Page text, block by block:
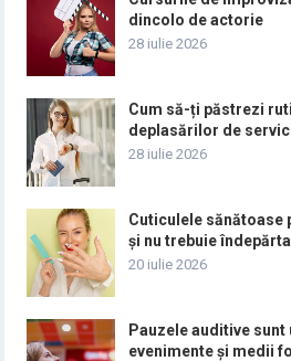
dincolo de actorie
28 iulie 2026
Cum să-ți păstrezi
deplasărilor de
28 iulie 2026
Cuticulele sănătoase
și nu trebuie
20 iulie 2026
Pauzele auditive
evenimente și medii